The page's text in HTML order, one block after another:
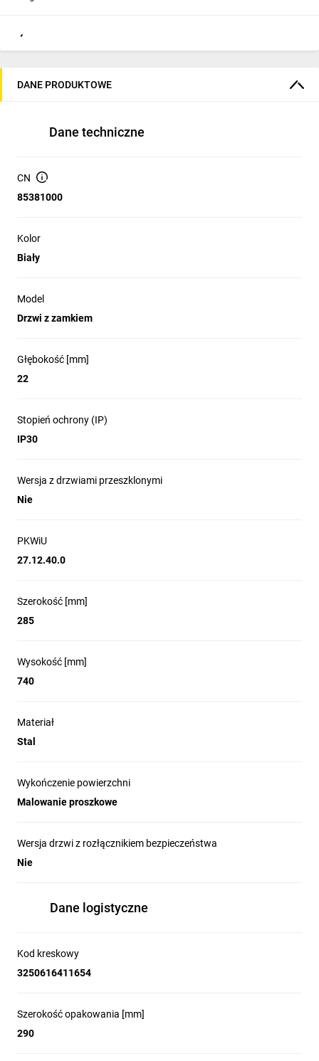
DANE PRODUKTOWE
Dane techniczne
CN
85381000
Kolor
Biały
Model
Drzwi z zamkiem
Głębokość [mm]
22
Stopień ochrony (IP)
IP30
Wersja z drzwiami przeszklonymi
Nie
PKWiU
27.12.40.0
Szerokość [mm]
285
Wysokość [mm]
740
Materiał
Stal
Wykończenie powierzchni
Malowanie proszkowe
Wersja drzwi z rozłącznikiem bezpieczeństwa
Nie
Dane logistyczne
Kod kreskowy
3250616411654
Szerokość opakowania [mm]
290